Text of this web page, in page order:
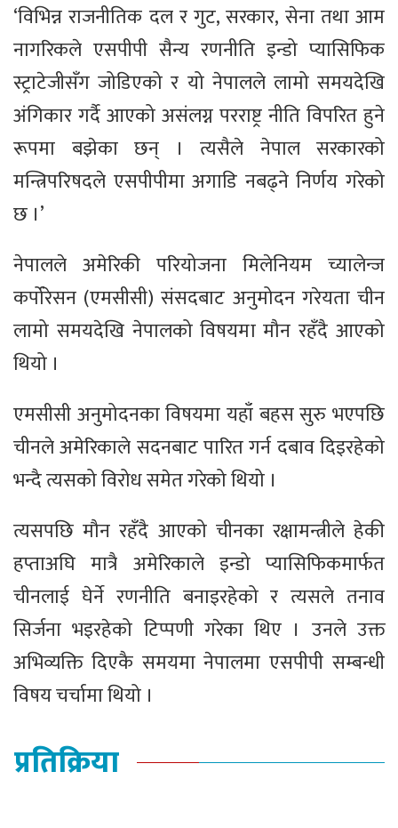
‘विभिन्न राजनीतिक दल र गुट, सरकार, सेना तथा आम
नागरिकले एसपीपी सैन्य रणनीति इन्डो प्यासिफिक
स्ट्राटेजीसँग जोडिएको र यो नेपालले लामो समयदेखि
अंगिकार गर्दै आएको असंलग्न परराष्ट्र नीति विपरित हुने
रूपमा बझेका छन् । त्यसैले नेपाल सरकारको
मन्त्रिपरिषदले एसपीपीमा अगाडि नबढ्ने निर्णय गरेको
छ ।’
नेपालले अमेरिकी परियोजना मिलेनियम च्यालेन्ज
कर्पोरेसन (एमसीसी) संसदबाट अनुमोदन गरेयता चीन
लामो समयदेखि नेपालको विषयमा मौन रहँदै आएको
थियो ।
एमसीसी अनुमोदनका विषयमा यहाँ बहस सुरु भएपछि
चीनले अमेरिकाले सदनबाट पारित गर्न दबाव दिइरहेको
भन्दै त्यसको विरोध समेत गरेको थियो ।
त्यसपछि मौन रहँदै आएको चीनका रक्षामन्त्रीले हेकी
हप्ताअघि मात्रै अमेरिकाले इन्डो प्यासिफिकमार्फत
चीनलाई घेर्ने रणनीति बनाइरहेको र त्यसले तनाव
सिर्जना भइरहेको टिप्पणी गरेका थिए । उनले उक्त
अभिव्यक्ति दिएकै समयमा नेपालमा एसपीपी सम्बन्धी
विषय चर्चामा थियो ।
प्रतिक्रिया